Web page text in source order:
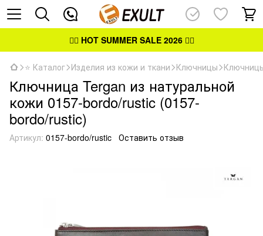
👉🏻 HOT SUMMER SALE 2026👈🏻
⭐ Каталог Изделия из кожи и ткани Ключницы
Ключница Tergan из натуральной
кожи 0157-bordo/rustic (0157-
bordo/rustic)
Артикул: 0157-bordo/rustic Оставить отзыв